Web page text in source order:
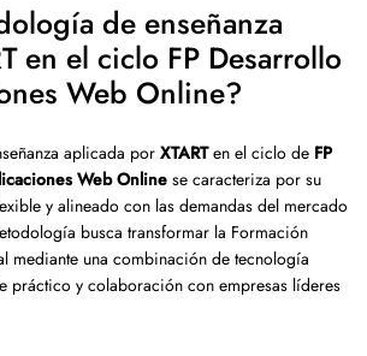
de enseñanza
en el ciclo FP Desarrollo
Web Online?
aplicada por XTARTen el ciclo de FP
Web Online se caracteriza por su
y alineado con las demandas del mercado
busca transformar la Formación
mediante una combinación de tecnología
práctico y colaboración con empresas líderes